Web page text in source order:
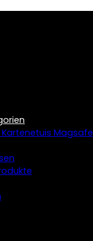
Magsafe